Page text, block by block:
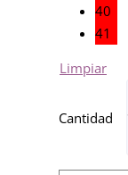
40
41
Limpiar